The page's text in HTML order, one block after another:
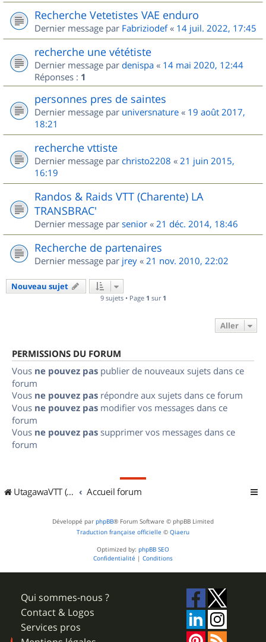
Recherche Vetetistes VAE enduro
Dernier message par Fabriziodef« 14 juil. 2022, 17:45
recherche une vététiste
Dernier message par denispa « 14 mai 2020, 12:44
Réponses : 1
personnes pres de saintes
Dernier message par universnature « 19 août 2017,
18:21
recherche vttiste
Dernier message par christo2208 « 21 juin 2015,
16:19
Randos & Raids VTT (Charente) LA
TRANSBRAC'
Dernier message par senior « 21 déc. 2014, 18:46
Recherche de partenaires
Dernier message par jrey « 21 nov. 2010, 22:02
Nouveau sujet
9 sujets • Page 1 sur 1
Aller
PERMISSIONS DU FORUM
Vous ne pouvez pas publier de nouveaux sujets dans ce
forum
Vous ne pouvez pas répondre aux sujets dans ce forum
Vous ne pouvez pas modifier vos messages dans ce
forum
Vous ne pouvez pas supprimer vos messages dans ce
forum
UtagawaVTT (Randos VTT et VTTAE avec traces GPS) Accueil forum
Développé par phpBB® Forum Software © phpBB Limited
Traduction française officielle © Qiaeru
Optimized by: phpBB SEO
Confidentialité | Conditions
Qui sommes-nous ?
Contact & Logos
Services pros